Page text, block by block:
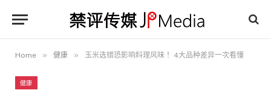
Home » 健康 » 玉米选错恐影响料理风味！ 4大品种差异一次看懂
健康